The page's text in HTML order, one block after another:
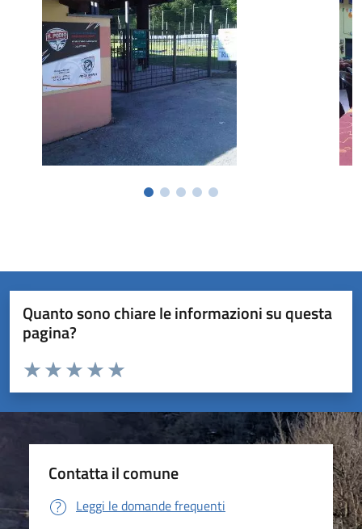
Quanto sono chiare le informazioni su questa
pagina?
Valuta da 1 a 5 stelle la pagina
Valuta 5 stelle su 5
Valuta 4 stelle su 5
Valuta 3 stelle su 5
Valuta 2 stelle su 5
Valuta 1 stelle su 5
Contatta il comune
Leggi le domande frequenti